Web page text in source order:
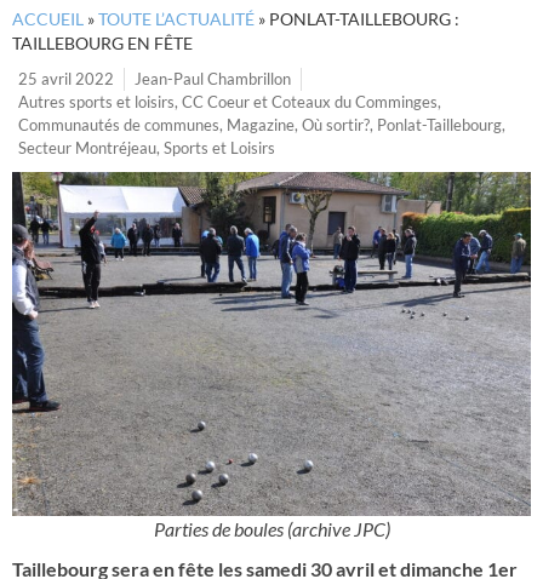
ACCUEIL »TOUTE L’ACTUALITÉ » PONLAT-TAILLEBOURG :
TAILLEBOURG EN FÊTE
25 avril 2022
Jean-Paul Chambrillon
Autres sports et loisirs, CC Coeur et Coteaux du Comminges,
Communautés de communes, Magazine, Où sortir?, Ponlat-Taillebourg,
Secteur Montréjeau, Sports et Loisirs
Parties de boules (archive JPC)
Taillebourg sera en fête les samedi 30 avril et dimanche 1er